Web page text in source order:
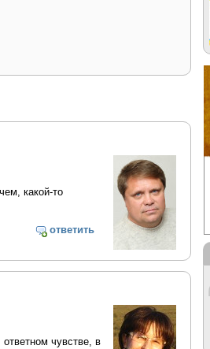
какой-то
ответить
чувстве, в